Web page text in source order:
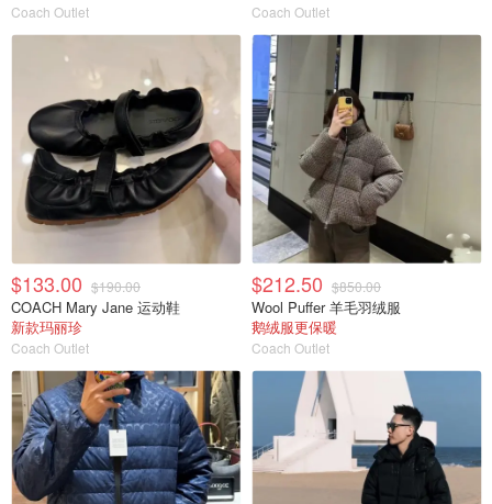
Coach Outlet Coach Outlet
$133.00 $190.00
COACH Mary Jane 运动鞋
新款玛丽珍
Coach Outlet
$212.50 $850.00
Wool Puffer 羊毛羽绒服
鹅绒服更保暖
Coach Outlet